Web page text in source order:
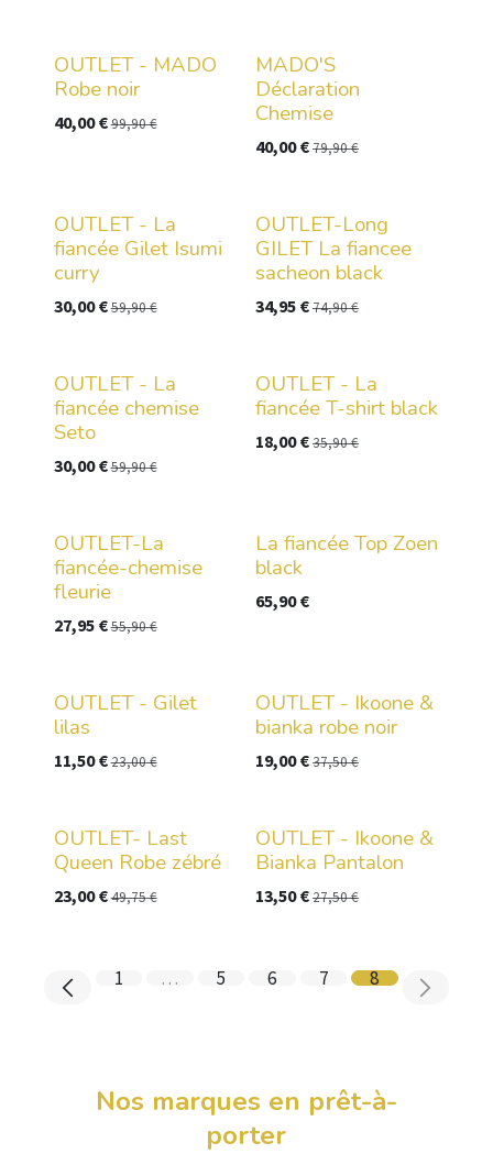
OUTLET - MADO
Robe noir
40,00€99,90€
MADO'S
Déclaration
Chemise
40,00€79,90€
OUTLET - La
fiancée Gilet Isumi
curry
30,00€59,90€
OUTLET-Long
GILET La fiancee
sacheon black
34,95€74,90€
OUTLET - La
fiancée chemise
Seto
30,00€59,90€
OUTLET - La
fiancée T-shirt black
18,00€35,90€
OUTLET-La
fiancée-chemise
fleurie
27,95€55,90€
La fiancée Top Zoen
black
65,90€
OUTLET - Gilet
lilas
11,50€23,00€
OUTLET - Ikoone &
bianka robe noir
19,00€37,50€
OUTLET- Last
Queen Robe zébré
23,00€49,75€
OUTLET - Ikoone &
Bianka Pantalon
13,50€27,50€
1 … 5 6 7 8
Nos marques en prêt-à-
porter